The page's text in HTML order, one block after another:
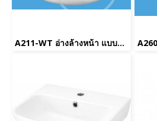
A211-WT อ่างล้างหน้า แบบแขวนผนัง สีขาว